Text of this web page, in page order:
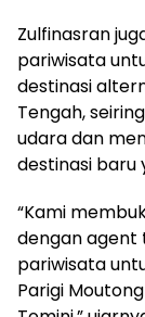
Zulfinasran
pariwisata
destinasi
Tengah,
udara dan
destinasi baru
“Kami
dengan agent
pariwisata
Parigi